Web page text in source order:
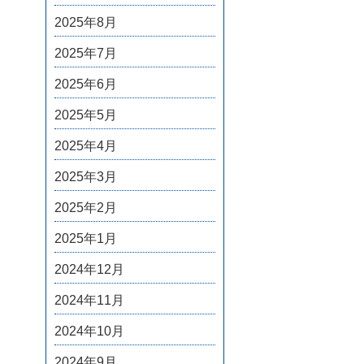
2025年8月
2025年7月
2025年6月
2025年5月
2025年4月
2025年3月
2025年2月
2025年1月
2024年12月
2024年11月
2024年10月